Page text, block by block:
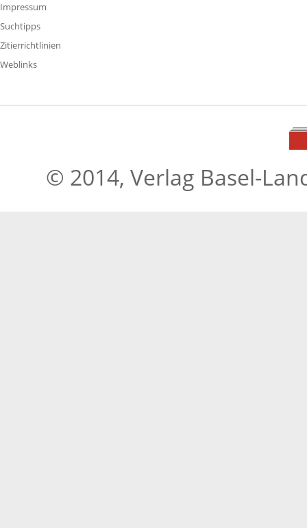
Impressum
Suchtipps
Zitierrichtlinien
Weblinks
© 2014, Verlag Basel-